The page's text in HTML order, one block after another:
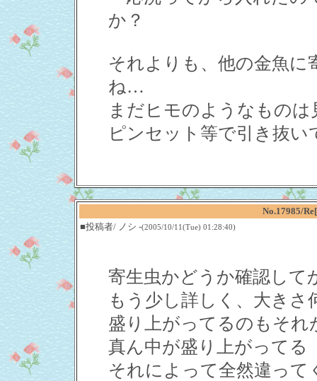
か？
それよりも、他の金魚
ね…
まだヒモのようなもの
ピンセット等で引き抜
No.17985/
■投稿者/ ノシ -(2005/10/11(Tue) 01:28:40)
寄生虫かどうか確認して
もう少し詳しく、大きさ
盛り上がってるのもそ
真ん中が盛り上がって
それによって全然違って